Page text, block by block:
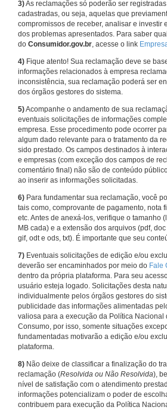
3)As reclamações só poderão ser
cadastradas, ou seja, aquelas que
compromissos de receber, analisar e investir
dos problemas apresentados. Para saber
do Consumidor.gov.br, acesse o link
4) Fique atento! Sua reclamação deve se
informações relacionados à empresa
inconsistência, sua reclamação poderá ser
dos órgãos gestores do sistema.
5)Acompanhe o andamento de sua
eventuais solicitações de informações
empresa. Esse procedimento pode ocorrer
algum dado relevante para o tratamento da
sido prestado. Os campos destinados à
e empresas (com exceção dos campos de
comentário final) não são de conteúdo
ao inserir as informações solicitadas.
6) Para fundamentar sua reclamação, você
tais como, comprovante de pagamento, nota
etc. Antes de anexá-los, verifique o tamanho
MB cada) e a extensão dos arquivos (pdf,
gif, odt e ods, txt). É importante que seu
7) Eventuais solicitações de edição e/ou
deverão ser encaminhados por meio do Fale
dentro da própria plataforma. Para seu
usuário esteja logado. Solicitações desta
individualmente pelos órgãos gestores do
publicidade das informações alimentadas
valiosa para a execução da Política Nacional
Consumo, por isso, somente situações
fundamentadas motivarão a edição e/ou
plataforma.
8) Não deixe de classificar a finalização do
reclamação (Resolvida ou Não Resolvida),
nível de satisfação com o atendimento
informações potencializam o poder de
contribuem para execução da Política